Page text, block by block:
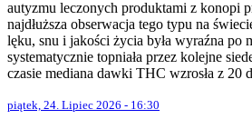
autyzmu leczonych produktami z konopi
najdłuższa obserwacja tego typu na
lęku, snu i jakości życia była wyraźna po
systematycznie topniała przez kolejne
czasie mediana dawki THC wzrosła z 20
piątek, 24. Lipiec 2026 - 16:30